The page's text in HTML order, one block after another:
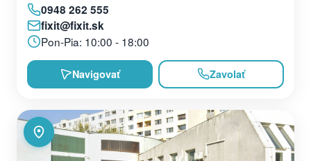
0948 262 555
fixit@fixit.sk
Pon-Pia: 10:00 - 18:00
Navigovať Zavolať